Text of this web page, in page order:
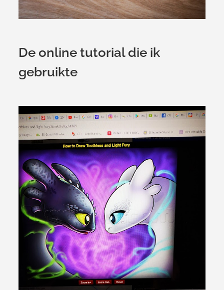
De online tutorial die ik
gebruikte